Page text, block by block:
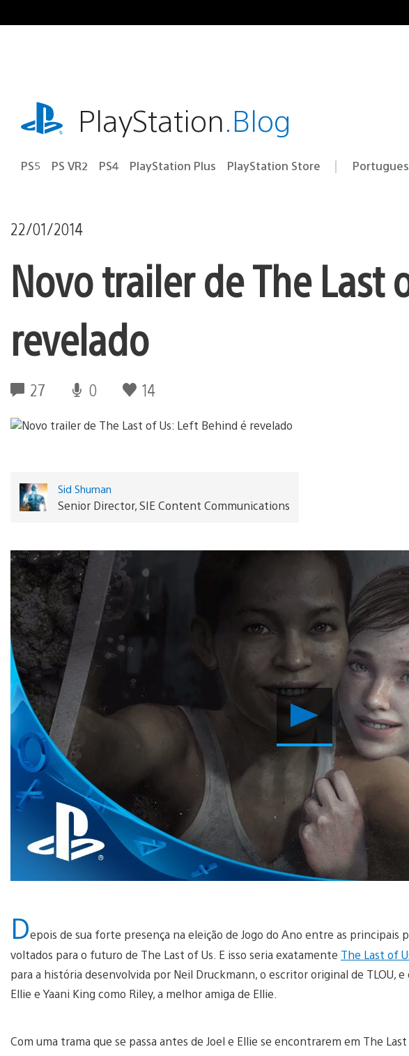
para
playstation.comPlayStation.Blog
PS5 PS VR2 PS4 PlayStation Plus PlayStation Store Selecione
Região
22/01/2014
Novo trailer de The Last
revelado
27 0 14
Sid Shuman
Senior Director, SIE Content Communications
Reproduzir
Vídeo
Depois de sua forte presença na eleição de Jogo do Ano entre as principais
voltados para o futuro de The Last of Us. E isso seria exatamente The Last of
para a história desenvolvida por Neil Druckmann, o escritor original de TLOU,
Ellie e Yaani King como Riley, a melhor amiga de Ellie.
Com uma trama que se passa antes de Joel e Ellie se encontrarem em The